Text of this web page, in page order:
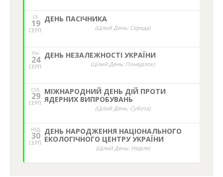
СР.
19
СЕРП.
ДЕНЬ ПАСІЧНИКА
(Цілий День: Середа)
ПН.
24
СЕРП.
ДЕНЬ НЕЗАЛЕЖНОСТІ УКРАЇНИ
(Цілий День: Понеділок)
СУБ.
29
СЕРП.
МІЖНАРОДНИЙ ДЕНЬ ДІЙ ПРОТИ
ЯДЕРНИХ ВИПРОБУВАНЬ
(Цілий День: Субота)
НЕД,
30
СЕРП.
ДЕНЬ НАРОДЖЕННЯ НАЦІОНАЛЬНОГО
ЕКОЛОГІЧНОГО ЦЕНТРУ УКРАЇНИ
(Цілий День: Неділя)